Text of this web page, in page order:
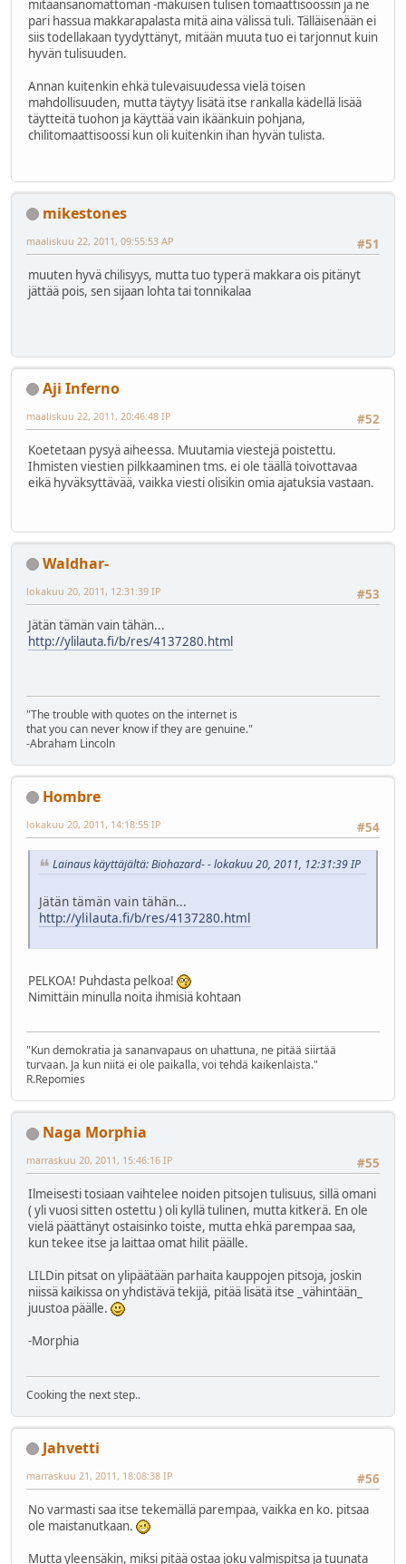
mitäänsanomattoman -makuisen tulisen tomaattisoossin ja ne
pari hassua makkarapalasta mitä aina välissä tuli. Tälläisenään ei
siis todellakaan tyydyttänyt, mitään muuta tuo ei tarjonnut kuin
hyvän tulisuuden.
Annan kuitenkin ehkä tulevaisuudessa vielä toisen
mahdollisuuden, mutta täytyy lisätä itse rankalla kädellä lisää
täytteitä tuohon ja käyttää vain ikäänkuin pohjana,
chilitomaattisoossi kun oli kuitenkin ihan hyvän tulista.
mikestones
#51
maaliskuu 22, 2011, 09:55:53 AP
muuten hyvä chilisyys, mutta tuo typerä makkara ois pitänyt
jättää pois, sen sijaan lohta tai tonnikalaa
Aji Inferno
#52
maaliskuu 22, 2011, 20:46:48 IP
Koetetaan pysyä aiheessa. Muutamia viestejä poistettu.
Ihmisten viestien pilkkaaminen tms. ei ole täällä toivottavaa
eikä hyväksyttävää, vaikka viesti olisikin omia ajatuksia vastaan.
Waldhar-
#53
lokakuu 20, 2011, 12:31:39 IP
Jätän tämän vain tähän...
http://ylilauta.fi/b/res/4137280.html
"The trouble with quotes on the internet is
that you can never know if they are genuine."
-Abraham Lincoln
Hombre
#54
lokakuu 20, 2011, 14:18:55 IP
Lainaus käyttäjältä: Biohazard- - lokakuu 20, 2011, 12:31:39 IP
Jätän tämän vain tähän...
http://ylilauta.fi/b/res/4137280.html
PELKOA! Puhdasta pelkoa!
Nimittäin minulla noita ihmisiä kohtaan
"Kun demokratia ja sananvapaus on uhattuna, ne pitää siirtää
turvaan. Ja kun niitä ei ole paikalla, voi tehdä kaikenlaista."
R.Repomies
Naga Morphia
#55
marraskuu 20, 2011, 15:46:16 IP
Ilmeisesti tosiaan vaihtelee noiden pitsojen tulisuus, sillä omani
( yli vuosi sitten ostettu ) oli kyllä tulinen, mutta kitkerä. En ole
vielä päättänyt ostaisinko toiste, mutta ehkä parempaa saa,
kun tekee itse ja laittaa omat hilit päälle.
LILDin pitsat on ylipäätään parhaita kauppojen pitsoja, joskin
niissä kaikissa on yhdistävä tekijä, pitää lisätä itse _vähintään_
juustoa päälle.
-Morphia
Cooking the next step..
Jahvetti
#56
marraskuu 21, 2011, 18:08:38 IP
No varmasti saa itse tekemällä parempaa, vaikka en ko. pitsaa
ole maistanutkaan.
Mutta yleensäkin, miksi pitää ostaa joku valmispitsa ja tuunata